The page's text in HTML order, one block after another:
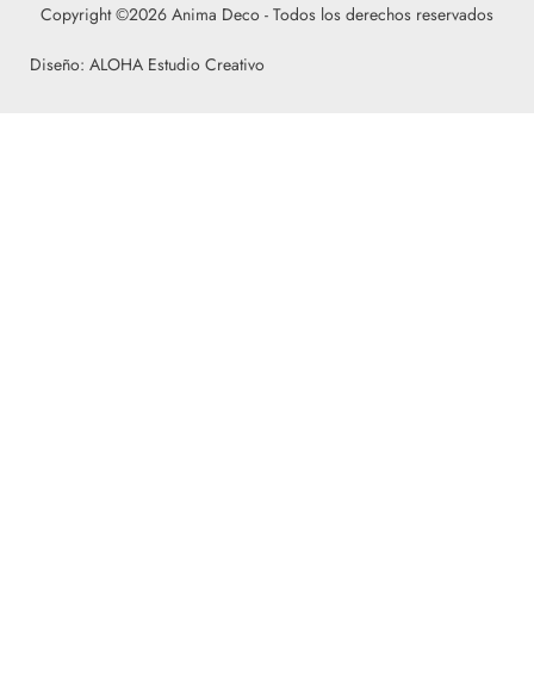
Diseño: ALOHA Estudio Creativo
Copyright ©2026 Anima Deco - Todos los derechos reservados